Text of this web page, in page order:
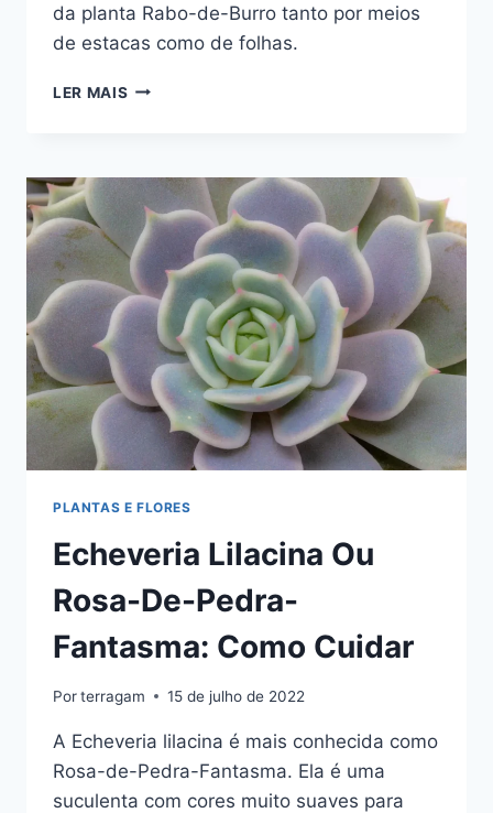
da planta Rabo-de-Burro tanto por meios
de estacas como de folhas.
LER MAIS PLANTA
COMO
FAZER
MUDAS
E
FERTILIZAR
PLANTAS E FLORES
Echeveria Lilacina Ou
Rosa-De-Pedra-
Fantasma: Como Cuidar
Porterragam 15 de julho de 2022
A Echeveria lilacina é mais conhecida como
Rosa-de-Pedra-Fantasma. Ela é uma
suculenta com cores muito suaves para